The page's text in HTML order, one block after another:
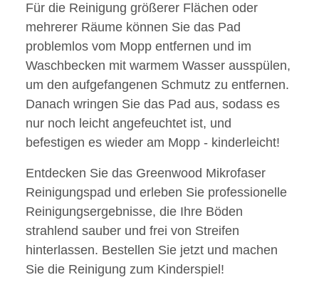
Für die Reinigung größerer Flächen oder
mehrerer Räume können Sie das Pad
problemlos vom Mopp entfernen und im
Waschbecken mit warmem Wasser ausspülen,
um den aufgefangenen Schmutz zu entfernen.
Danach wringen Sie das Pad aus, sodass es
nur noch leicht angefeuchtet ist, und
befestigen es wieder am Mopp - kinderleicht!
Entdecken Sie das Greenwood Mikrofaser
Reinigungspad und erleben Sie professionelle
Reinigungsergebnisse, die Ihre Böden
strahlend sauber und frei von Streifen
hinterlassen. Bestellen Sie jetzt und machen
Sie die Reinigung zum Kinderspiel!